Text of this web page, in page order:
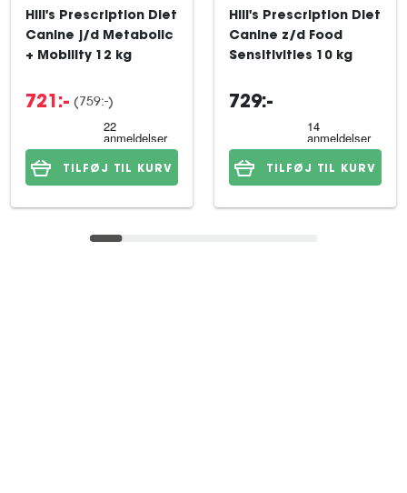
Hill's Prescription Diet
Canine j/d Metabolic
+ Mobility 12 kg
721:- (759:-)
TILFØJ TIL KURV
Hill's Prescription Diet
Canine z/d Food
Sensitivities 10 kg
729:-
TILFØJ TIL KURV